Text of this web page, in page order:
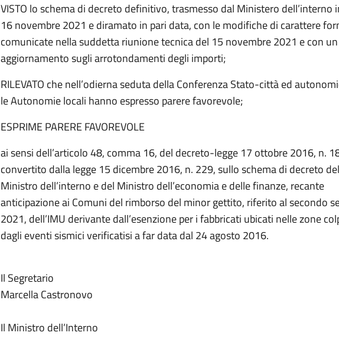
VISTO lo schema di decreto definitivo, trasmesso dal Ministero dell’interno
16 novembre 2021 e diramato in pari data, con le modifiche di carattere
comunicate nella suddetta riunione tecnica del 15 novembre 2021 e con un
aggiornamento sugli arrotondamenti degli importi;
RILEVATO che nell’odierna seduta della Conferenza Stato-città ed
le Autonomie locali hanno espresso parere favorevole;
ESPRIME PARERE FAVOREVOLE
ai sensi dell’articolo 48, comma 16, del decreto-legge 17 ottobre 2016, n.
convertito dalla legge 15 dicembre 2016, n. 229, sullo schema di decreto del
Ministro dell’interno e del Ministro dell’economia e delle finanze, recante
anticipazione ai Comuni del rimborso del minor gettito, riferito al secondo
2021, dell’IMU derivante dall’esenzione per i fabbricati ubicati nelle zone
dagli eventi sismici verificatisi a far data dal 24 agosto 2016.
Il Segretario
Marcella Castronovo
Il Ministro dell’Interno